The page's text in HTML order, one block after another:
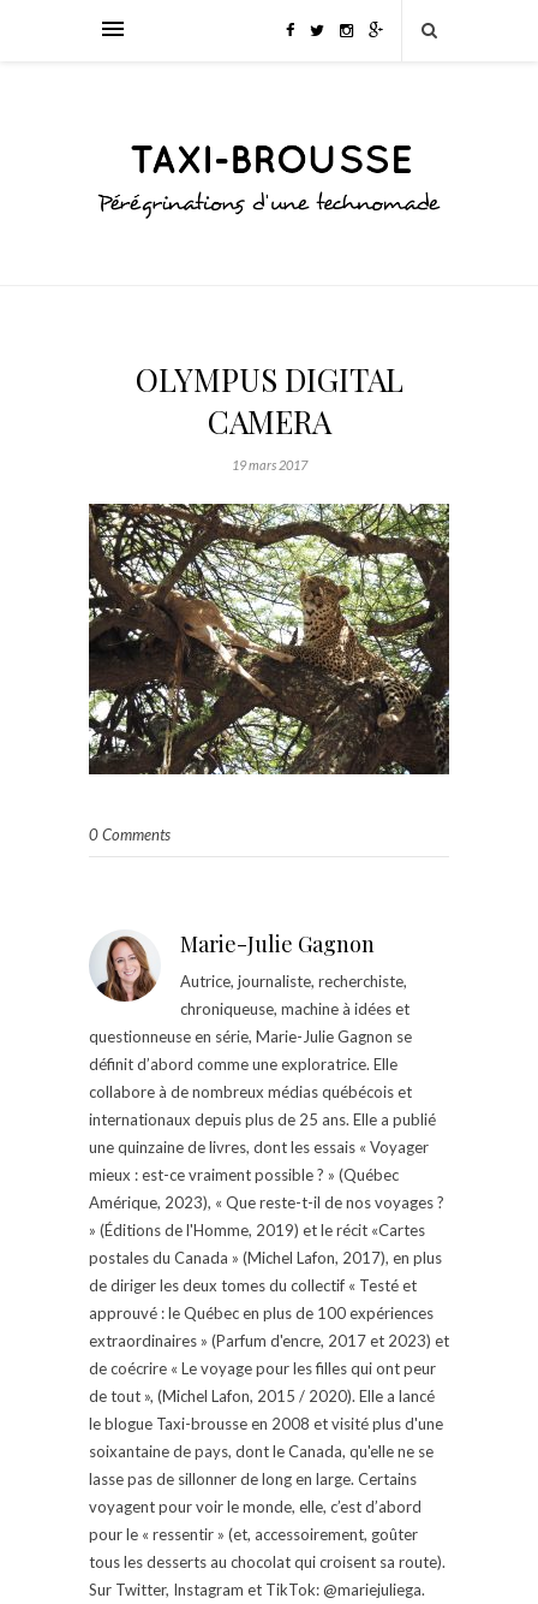
OLYMPUS DIGITAL
CAMERA
19 mars 2017
0 Comments
Marie-Julie Gagnon
Autrice, journaliste, recherchiste,
chroniqueuse, machine à idées et
questionneuse en série, Marie-Julie Gagnon se
définit d’abord comme une exploratrice. Elle
collabore à de nombreux médias québécois et
internationaux depuis plus de 25 ans. Elle a publié
une quinzaine de livres, dont les essais « Voyager
mieux : est-ce vraiment possible ? » (Québec
Amérique, 2023), « Que reste-t-il de nos voyages ?
» (Éditions de l'Homme, 2019) et le récit «Cartes
postales du Canada » (Michel Lafon, 2017), en plus
de diriger les deux tomes du collectif « Testé et
approuvé : le Québec en plus de 100 expériences
extraordinaires » (Parfum d'encre, 2017 et 2023) et
de coécrire « Le voyage pour les filles qui ont peur
de tout », (Michel Lafon, 2015 / 2020). Elle a lancé
le blogue Taxi-brousse en 2008 et visité plus d'une
soixantaine de pays, dont le Canada, qu'elle ne se
lasse pas de sillonner de long en large. Certains
voyagent pour voir le monde, elle, c’est d’abord
pour le « ressentir » (et, accessoirement, goûter
tous les desserts au chocolat qui croisent sa route).
Sur Twitter, Instagram et TikTok: @mariejuliega.